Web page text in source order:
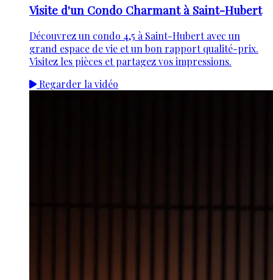
Visite d'un Condo Charmant à Saint-Hubert
Découvrez un condo 4,5 à Saint-Hubert avec un
grand espace de vie et un bon rapport qualité-prix.
Visitez les pièces et partagez vos impressions.
Regarder la vidéo